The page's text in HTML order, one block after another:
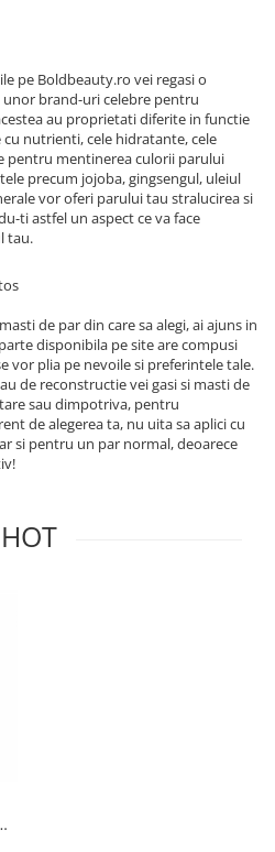
pe Boldbeauty.ro vei regasi o
brand-uri celebre pentru
au proprietati diferite in functie
nutrienti, cele hidratante, cele
pentru mentinerea culorii parului
precum jojoba, gingsengul, uleiul
vor oferi parului tau stralucirea si
ti astfel un aspect ce va face
tau.
de par din care sa alegi, ai ajuns in
disponibila pe site are compusi
vor plia pe nevoile si preferintele tale.
de reconstructie vei gasi si masti de
sau dimpotriva, pentru
de alegerea ta, nu uita sa aplici cu
si pentru un par normal, deoarece
HOT